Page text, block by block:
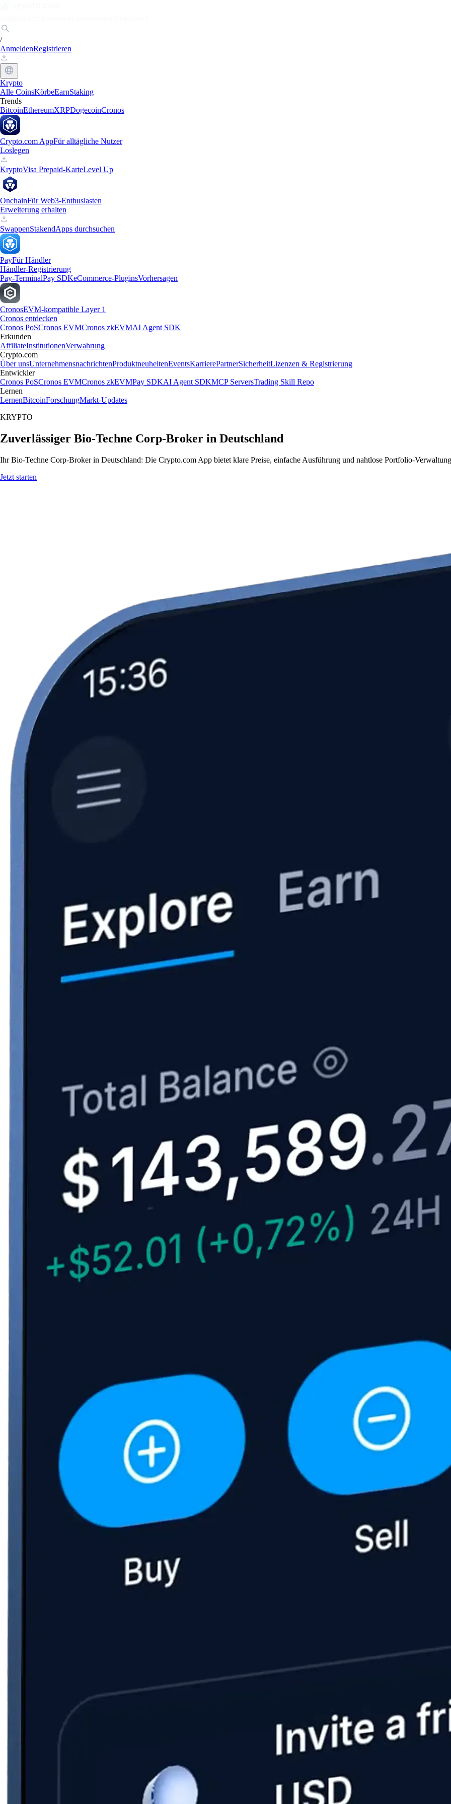
/
AnmeldenRegistrieren
Krypto
Alle CoinsKörbeEarnStaking
Trends
BitcoinEthereumXRPDogecoinCronos
Crypto.com AppFür alltägliche Nutzer
Loslegen
KryptoVisa Prepaid-KarteLevel Up
OnchainFür Web3-Enthusiasten
Erweiterung erhalten
SwappenStakendApps durchsuchen
PayFür Händler
Händler-Registrierung
Pay-TerminalPay SDKeCommerce-PluginsVorhersagen
CronosEVM-kompatible Layer 1
Cronos entdecken
Cronos PoSCronos EVMCronos zkEVMAI Agent SDK
Erkunden
AffiliateInstitutionenVerwahrung
Crypto.com
Über unsUnternehmensnachrichtenProduktneuheitenEventsKarrierePartnerSicherheitLizenzen & Registrierung
Entwickler
Cronos PoSCronos EVMCronos zkEVMPay SDKAI Agent SDKMCP ServersTrading Skill Repo
Lernen
LernenBitcoinForschungMarkt-Updates
KRYPTO
Zuverlässiger Bio-Techne Corp-Broker in Deutschland
Ihr Bio-Techne Corp-Broker in Deutschland: Die Crypto.com App bietet klare Preise, einfache Ausführung und nahtlose Portfolio-
Jetzt starten